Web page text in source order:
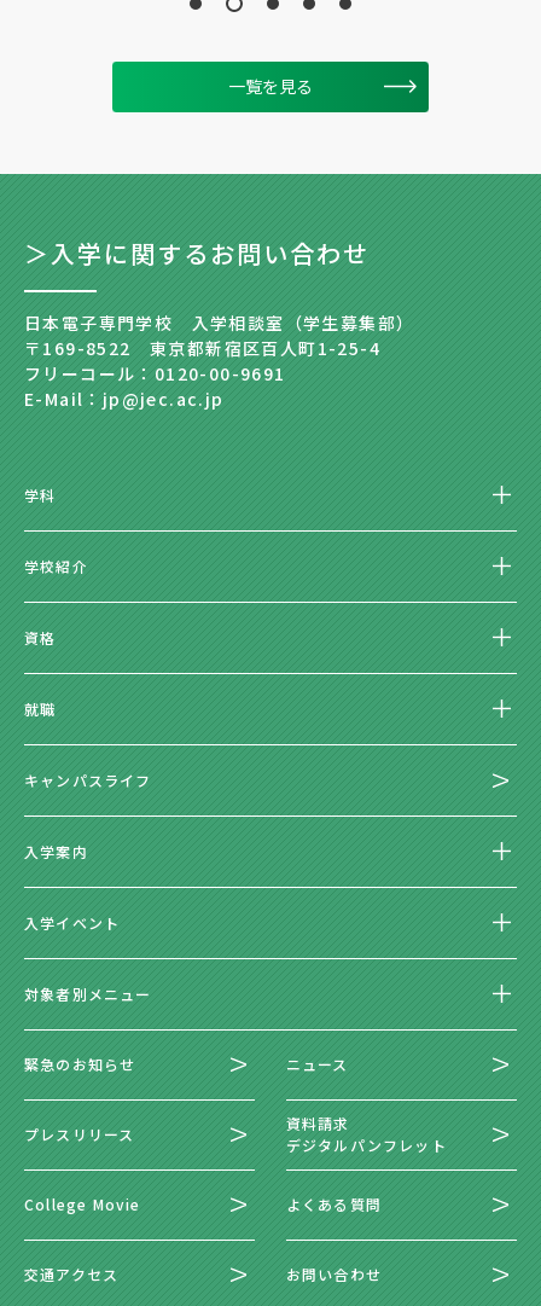
一覧を見る
＞入学に関するお問い合わせ
日本電子専門学校 入学相談室（学生募集部）
〒169-8522 東京都新宿区百人町1-25-4
フリーコール：0120-00-9691
E-Mail：jp@jec.ac.jp
学科
学校紹介
資格
就職
キャンパスライフ
入学案内
入学イベント
対象者別メニュー
緊急のお知らせ ニュース
プレスリリース
資料請求
デジタルパンフレット
College Movie よくある質問
交通アクセス お問い合わせ